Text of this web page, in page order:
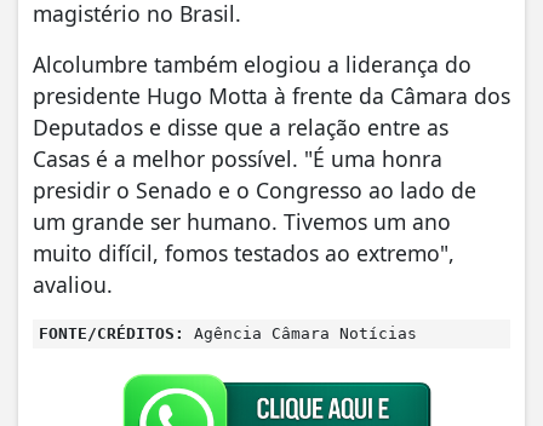
magistério no Brasil.
Alcolumbre também elogiou a liderança do
presidente Hugo Motta à frente da Câmara dos
Deputados e disse que a relação entre as
Casas é a melhor possível. "É uma honra
presidir o Senado e o Congresso ao lado de
um grande ser humano. Tivemos um ano
muito difícil, fomos testados ao extremo",
avaliou.
FONTE/CRÉDITOS: Agência Câmara Notícias